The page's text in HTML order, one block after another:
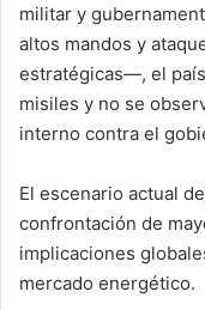
militar y
altos mandos y
estratégicas—, el
misiles y no se
interno contra el
El escenario actual
confrontación de
implicaciones
mercado energético.